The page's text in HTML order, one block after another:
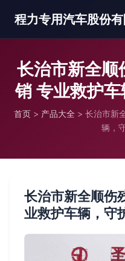
长治市新全顺
销 专业救护
首页 > 产品大全 > 长治市新
辆，
长治市新全顺伤
业救护车辆，守